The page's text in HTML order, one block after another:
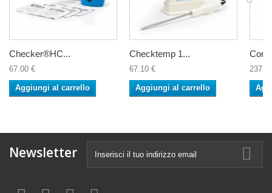
Checker®HC...
67.00 €
Aggiungi al carrello
Checktemp 1...
67.10 €
Aggiungi al carrello
Newsletter